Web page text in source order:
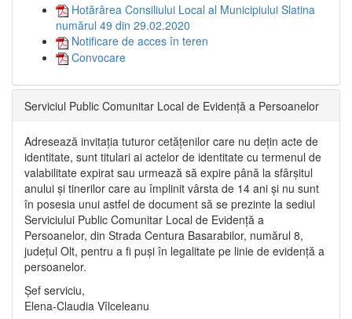
Hotărârea Consiliului Local al Municipiului Slatina
numărul 49 din 29.02.2020
Notificare de acces în teren
Convocare
Serviciul Public Comunitar Local de Evidență a Persoanelor
Adresează invitația tuturor cetățenilor care nu dețin acte de
identitate, sunt titulari ai actelor de identitate cu termenul de
valabilitate expirat sau urmează să expire până la sfârșitul
anului și tinerilor care au împlinit vârsta de 14 ani și nu sunt
în posesia unui astfel de document să se prezinte la sediul
Serviciului Public Comunitar Local de Evidență a
Persoanelor, din Strada Centura Basarabilor, numărul 8,
județul Olt, pentru a fi puși în legalitate pe linie de evidență a
persoanelor.
Șef serviciu,
Elena-Claudia Vîlceleanu